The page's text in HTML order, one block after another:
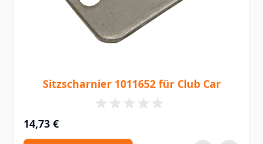
Sitzscharnier 1011652 für Club Car
14,73 €